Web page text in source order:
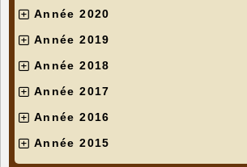
Année 2020
Année 2019
Année 2018
Année 2017
Année 2016
Année 2015